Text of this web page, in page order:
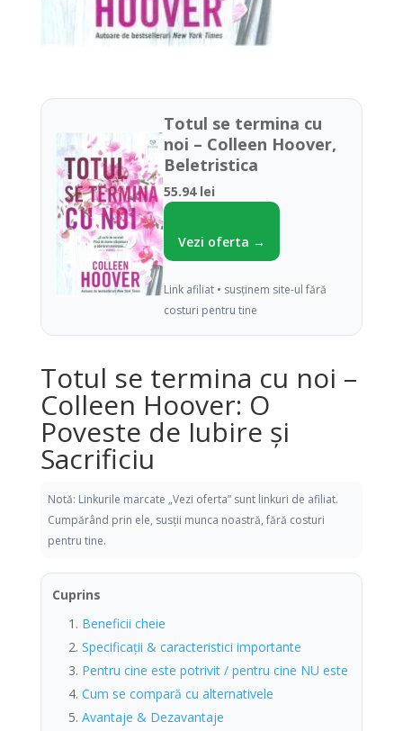
Totul se termina cu
noi – Colleen Hoover,
Beletristica
55.94 lei
Vezi oferta →
Link afiliat • susținem site-ul fără
costuri pentru tine
Totul se termina cu noi –
Colleen Hoover: O
Poveste de Iubire și
Sacrificiu
Notă: Linkurile marcate „Vezi oferta” sunt linkuri de afiliat.
Cumpărând prin ele, susții munca noastră, fără costuri
pentru tine.
Cuprins
Beneficii cheie
Specificații & caracteristici importante
Pentru cine este potrivit / pentru cine NU este
Cum se compară cu alternativele
Avantaje & Dezavantaje